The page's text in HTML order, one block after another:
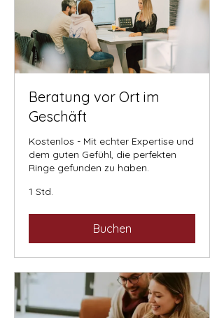
Beratung vor Ort im
Geschäft
Kostenlos - Mit echter Expertise und
dem guten Gefühl, die perfekten
Ringe gefunden zu haben.
1 Std.
Buchen